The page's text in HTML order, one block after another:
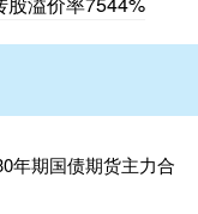
年期国债期货主力合